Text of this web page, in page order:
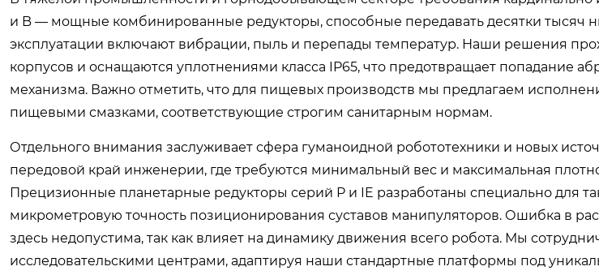
и B — мощные комбинированные редукторы, способные передавать десятки тысяч
эксплуатации включают вибрации, пыль и перепады температур. Наши решения
корпусов и оснащаются уплотнениями класса IP65, что предотвращает попадание
механизма. Важно отметить, что для пищевых производств мы предлагаем
пищевыми смазками, соответствующие строгим санитарным нормам.
Отдельного внимания заслуживает сфера гуманоидной робототехники и новых
передовой край инженерии, где требуются минимальный вес и максимальная
Прецизионные планетарные редукторы серий P и IE разработаны специально для
микрометровую точность позиционирования суставов манипуляторов. Ошибка в
здесь недопустима, так как влияет на динамику движения всего робота. Мы
исследовательскими центрами, адаптируя наши стандартные платформы под